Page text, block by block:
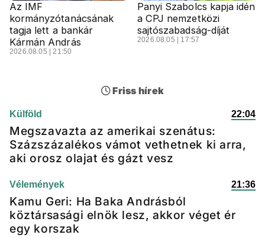
Az IMF
kormányzótanácsának
tagja lett a bankár
Kármán András
2026.08.05 | 21:50
Panyi Szabolcs kapja idén
a CPJ nemzetközi
sajtószabadság-díját
2026.08.05 | 17:57
Friss hírek
Külföld 22:04
Megszavazta az amerikai szenátus:
Százszázalékos vámot vethetnek ki arra,
aki orosz olajat és gázt vesz
Vélemények 21:36
Kamu Geri: Ha Baka Andrásból
köztársasági elnök lesz, akkor véget ér
egy korszak